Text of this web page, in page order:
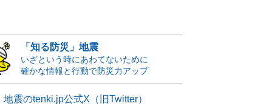
「知る防災」地震
いざという時にあわてないために
確かな情報と行動で防災力アップ
地震のtenki.jp公式X（旧Twitter）